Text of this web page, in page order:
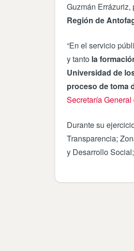
Guzmán
Región de
“En el servicio
y tanto la
Universidad de
proceso de toma
Secretaría
Durante su
Transparencia;
y Desarrollo